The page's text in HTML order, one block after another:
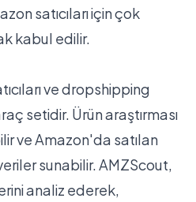
satıcıları için çok
kabul edilir.
ve dropshipping
setidir. Ürün araştırması
ve Amazon'da satılan
sunabilir. AMZScout,
analiz ederek,